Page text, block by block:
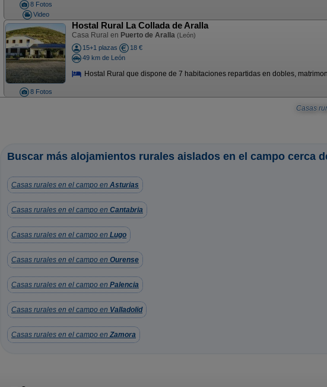
8 Fotos
Video
8 Fotos
Hostal Rural La Collada de Aralla
Casa Rural en Puerto de Aralla (León)
15+1 plazas
18 €
49 km de León
Hostal Rural que dispone de 7 habitaciones repartidas en dobles,
Casas
Buscar más alojamientos rurales aislados en el campo cerca
Casas rurales en el campo en Asturias
Casas rurales en el campo en Cantabria
Casas rurales en el campo en Lugo
Casas rurales en el campo en Ourense
Casas rurales en el campo en Palencia
Casas rurales en el campo en Valladolid
Casas rurales en el campo en Zamora